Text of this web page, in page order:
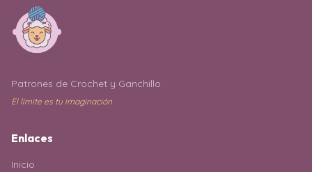
Patrones de Crochet y Ganchillo
El límite es tu imaginación
Enlaces
Inicio